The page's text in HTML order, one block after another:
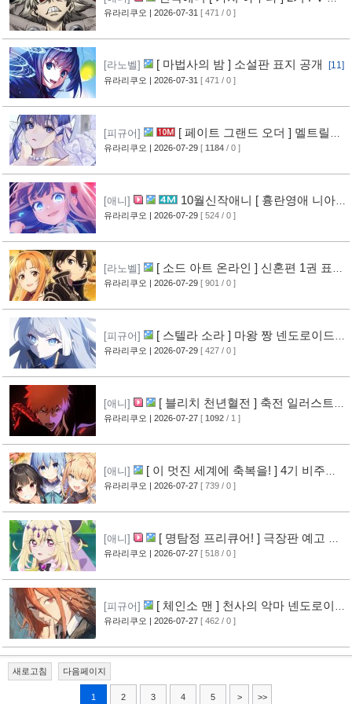
상 공개
[13]
유라리쿠오 | 2026-07-31 [ 471 / 0 ]
[라노벨] [ 마법사의 밤 ] 소설판 표지 공개 [11]
유라리쿠오 | 2026-07-31 [ 471 / 0 ]
[피규어]
[ 페이트 그랜드 오더 ] 멜트릴리
스 신작 피규어 공개 [12]
유라리쿠오 | 2026-07-29 [ 1184 / 0 ]
[애니]
10월신작애니 [ 흉란영애 니아
리스톤 ] PV 영상 공개 [13]
유라리쿠오 | 2026-07-29 [ 524 / 0 ]
[라노벨]
[ 소드 아트 온라인 ] 신혼편 1권 표지
공개 [16]
유라리쿠오 | 2026-07-29 [ 901 / 0 ]
[피규어]
[ 스텔라 소라 ] 마왕 짱 넨도로이드
공개 [10]
유라리쿠오 | 2026-07-29 [ 427 / 0 ]
[애니]
[ 블리치 천년혈전 ] 축전 일러스트 &
오프닝 영상 공개
[14]
유라리쿠오 | 2026-07-27 [ 1092 / 1 ]
[애니]
[ 이 멋진 세계에 축복을! ] 4기 비주얼
그림 공개
[14]
유라리쿠오 | 2026-07-27 [ 739 / 0 ]
[애니]
[ 명탐정 프리큐어! ] 극장판 예고 영
상 공개
[10]
유라리쿠오 | 2026-07-27 [ 518 / 0 ]
[피규어]
[ 체인소 맨 ] 천사의 악마 넨도로이드
공개 [11]
유라리쿠오 | 2026-07-27 [ 462 / 0 ]
새로고침 다음페이지
1 2 3 4 5 > >>